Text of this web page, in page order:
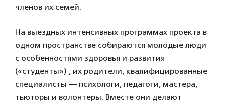
членов их семей.
На выездных интенсивных программах проекта в
одном пространстве собираются молодые люди
с особенностями здоровья и развития
(«студенты») , их родители, квалифицированные
специалисты — психологи, педагоги, мастера,
тьюторы и волонтеры. Вместе они делают